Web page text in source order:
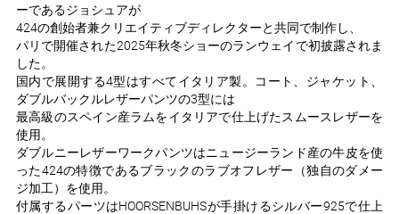
ーであるジョシュアが
424の創始者兼クリエイティブディレクターと共同で制作し、
パリで開催された2025年秋冬ショーのランウェイで初披露されま
した。
国内で展開する4型はすべてイタリア製。コート、ジャケット、
ダブルバックルレザーパンツの3型には
最高級のスペイン産ラムをイタリアで仕上げたスムースレザーを
使用。
ダブルニーレザーワークパンツはニュージーランド産の牛皮を使
った424の特徴であるブラックのラブオフレザー（独自のダメー
ジ加工）を使用。
付属するパーツはHOORSENBUHSが手掛けるシルバー925で仕上